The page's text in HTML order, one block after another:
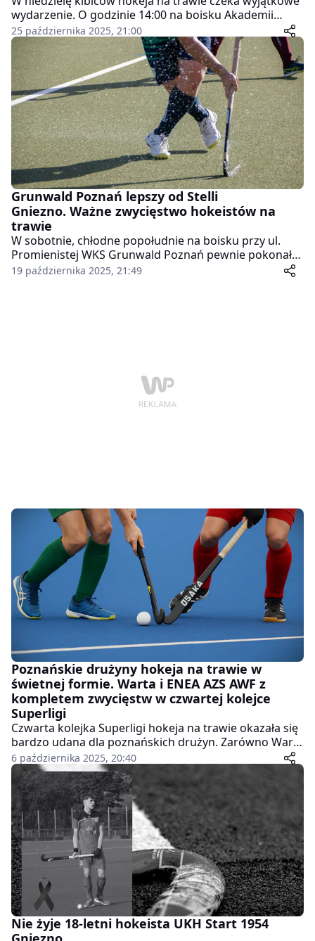
wydarzenie. O godzinie 14:00 na boisku Akademii
Wychowania Fizycznego w Poznaniu zmierzą się dwa
lokalne zespoły – Enea AZS AWF Poznań i KS Warta
Poznań. To będzie ostatnia kolejka rundy jesiennej
Hokej Superligi.
25 października 2025, 21:00
Grunwald Poznań lepszy od Stelli
Gniezno. Ważne zwycięstwo hokeistów na
trawie
W sobotnie, chłodne popołudnie na boisku przy ul.
Promienistej WKS Grunwald Poznań pewnie pokonał
Stellę Gniezno 3:0. Bramki dla mistrzów Polski zdobyli
19 października 2025, 21:49
Poznańskie drużyny hokeja na trawie w
świetnej formie. Warta i ENEA AZS AWF z
kompletem zwycięstw w czwartej kolejce
Superligi
Czwarta kolejka Superligi hokeja na trawie okazała się
bardzo udana dla poznańskich drużyn. Zarówno Warta
Poznań, jak i ENEA AZS AWF Poznań odniosły
przekonujące zwycięstwa, nie tracąc przy tym ani
jednej bramki.
6 października 2025, 20:40
Nie żyje 18-letni hokeista UKH Start 1954